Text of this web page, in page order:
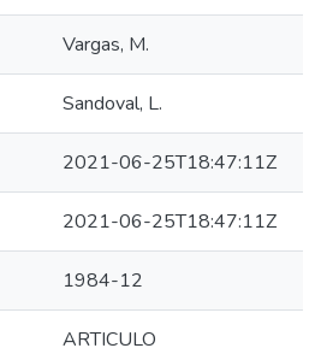
Vargas, M.
Sandoval, L.
2021-06-25T18:47:11Z
2021-06-25T18:47:11Z
1984-12
ARTICULO